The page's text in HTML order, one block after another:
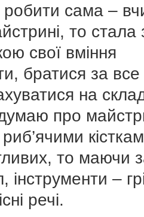
робити сама –
то стала
свої вміння
братися за
на
думаю про
то маючи
інструменти –
речі.